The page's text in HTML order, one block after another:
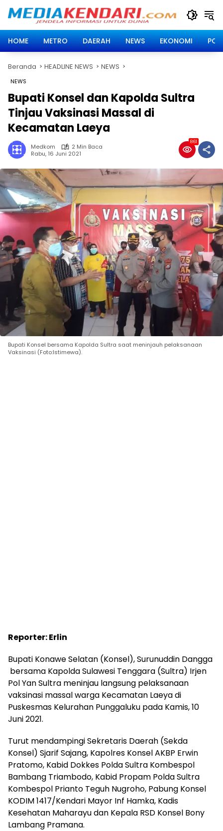
HOME
METRO DAERAH NEWS EKONOMI
Beranda HEADLINE NEWS NEWS
NEWS
Bupati Konsel dan Kapolda Sultra
Tinjau Vaksinasi Massal di
Kecamatan Laeya
Medkom
2 Min Baca
Rabu, 16 Juni 2021
861
Bupati Konsel bersama Kapolda Sultra saat meninjauh pelaksanaan
Vaksinasi (Foto:Istimewa).
Reporter: Erlin
Bupati Konawe Selatan (Konsel), Surunuddin Dangga
bersama Kapolda Sulawesi Tenggara (Sultra) Irjen
Pol Yan Sultra meninjau langsung pelaksanaan
vaksinasi massal warga Kecamatan Laeya di
Puskesmas Kelurahan Punggaluku pada Kamis, 10
Juni 2021.
Turut mendampingi Sekretaris Daerah (Sekda
Konsel) Sjarif Sajang, Kapolres Konsel AKBP Erwin
Pratomo, Kabid Dokkes Polda Sultra Kombespol
Bambang Triambodo, Kabid Propam Polda Sultra
Kombespol Prianto Teguh Nugroho, Pabung Konsel
KODIM 1417/Kendari Mayor Inf Hamka, Kadis
Kesehatan Maharayu dan Kepala RSD Konsel Bony
Lambang Pramana.